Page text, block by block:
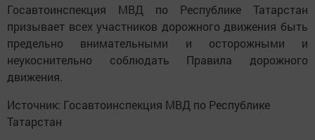
Госавтоинспекция МВД по Республике Татарстан
призывает всех участников дорожного движения быть
предельно внимательными и осторожными и
неукоснительно соблюдать Правила дорожного
движения.
Источник: Госавтоинспекция МВД по Республике
Татарстан